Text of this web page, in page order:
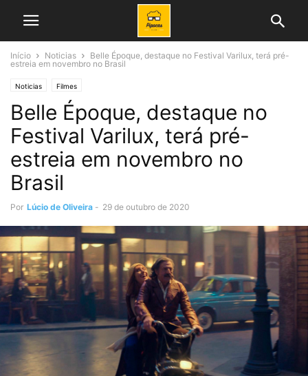
Início Noticias
Belle Époque, destaque no Festival Varilux, terá pré-
estreia em novembro no Brasil
Noticias Filmes
Belle Époque, destaque no
Festival Varilux, terá pré-
estreia em novembro no
Brasil
Por Lúcio de Oliveira - 29 de outubro de 2020